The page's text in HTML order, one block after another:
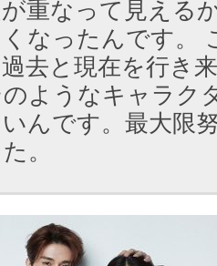
重なって見える
なったんです。
去と現在を行き
ようなキャラク
んです。最大限
。